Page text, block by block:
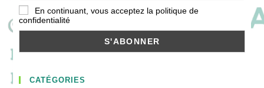
En continuant, vous acceptez la politique de
confidentialité
CATÉGORIES